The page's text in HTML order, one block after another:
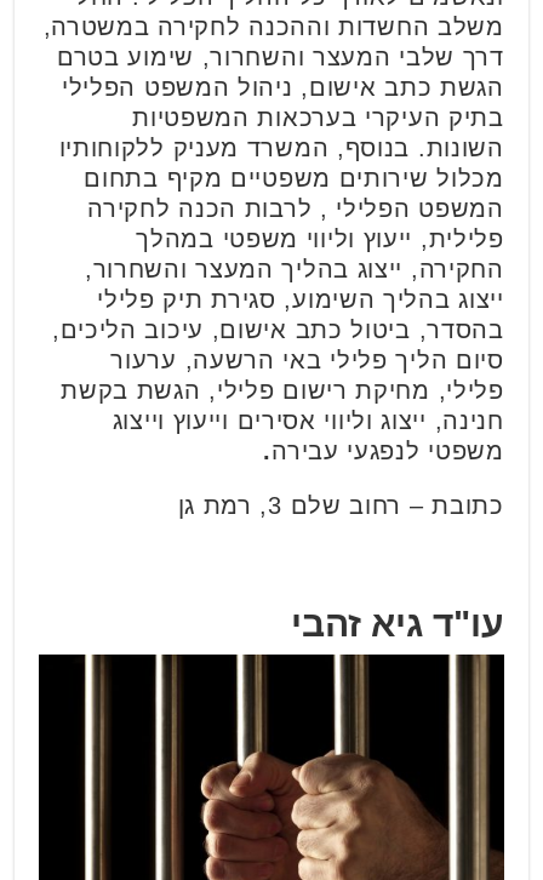
משלב החשדות וההכנה לחקירה במשטרה,
דרך שלבי המעצר והשחרור, שימוע בטרם
הגשת כתב אישום, ניהול המשפט הפלילי
בתיק העיקרי בערכאות המשפטיות
השונות. בנוסף, המשרד מעניק ללקוחותיו
מכלול שירותים משפטיים מקיף בתחום
המשפט הפלילי , לרבות הכנה לחקירה
פלילית, ייעוץ וליווי משפטי במהלך
החקירה, ייצוג בהליך המעצר והשחרור,
ייצוג בהליך השימוע, סגירת תיק פלילי
בהסדר, ביטול כתב אישום, עיכוב הליכים,
סיום הליך פלילי באי הרשעה, ערעור
פלילי, מחיקת רישום פלילי, הגשת בקשת
חנינה, ייצוג וליווי אסירים וייעוץ וייצוג
משפטי לנפגעי עבירה.
כתובת – רחוב שלם 3, רמת גן
עו"ד גיא זהבי